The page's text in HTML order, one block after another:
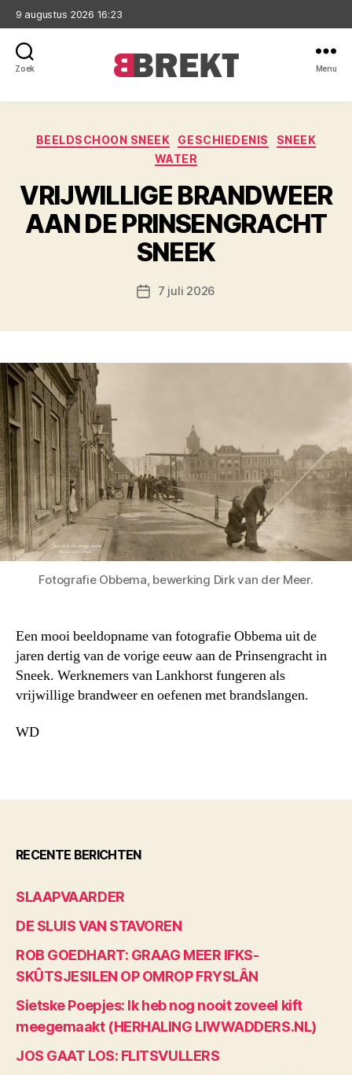
9 augustus 2026 16:23
Zoek Menu
Categorieën
BEELDSCHOON SNEEK GESCHIEDENIS
SNEEK
WATER
VRIJWILLIGE BRANDWEER
AAN DE PRINSENGRACHT
SNEEK
Berichtdatum
7 juli 2026
Fotografie Obbema, bewerking Dirk van der Meer.
Een mooi beeldopname van fotografie Obbema uit de
jaren dertig van de vorige eeuw aan de Prinsengracht in
Sneek. Werknemers van Lankhorst fungeren als
vrijwillige brandweer en oefenen met brandslangen.
WD
RECENTE BERICHTEN
SLAAPVAARDER
DE SLUIS VAN STAVOREN
ROB GOEDHART: GRAAG MEER IFKS-
SKÛTSJESILEN OP OMROP FRYSLÂN
Sietske Poepjes: Ik heb nog nooit zoveel kift
meegemaakt (HERHALING LIWWADDERS.NL)
JOS GAAT LOS: FLITSVULLERS